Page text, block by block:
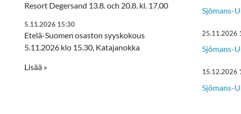
Sjömans-
25.11.2026
Sjömans-
15.12.2026
Sjömans-
Resort Degersand 13.8. och 20.8. kl. 17.00
5.11.2026 15:30
Etelä-Suomen osaston syyskokous
5.11.2026 klo 15.30, Katajanokka
Lisää »